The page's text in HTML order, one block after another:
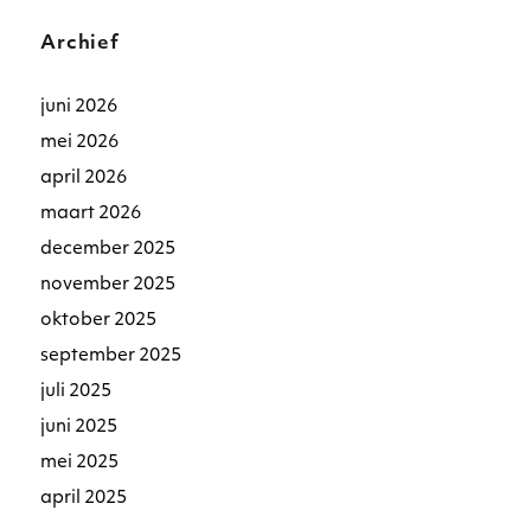
Archief
juni 2026
mei 2026
april 2026
maart 2026
december 2025
november 2025
oktober 2025
september 2025
juli 2025
juni 2025
mei 2025
april 2025